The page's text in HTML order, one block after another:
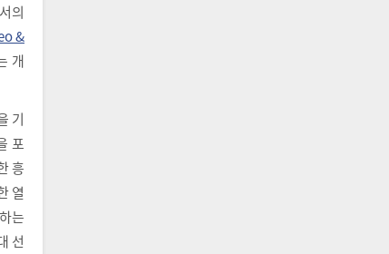
의
&
개
기
포
흥
열
는
선